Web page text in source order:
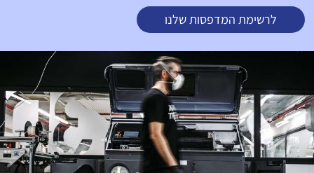
לרשימת המדפסות שלנו